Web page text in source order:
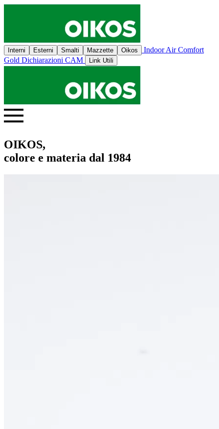
Interni Esterni Smalti Mazzette Oikos
Indoor Air Comfort
Gold Dichiarazioni CAM Link Utili
OIKOS,
colore e materia dal 1984